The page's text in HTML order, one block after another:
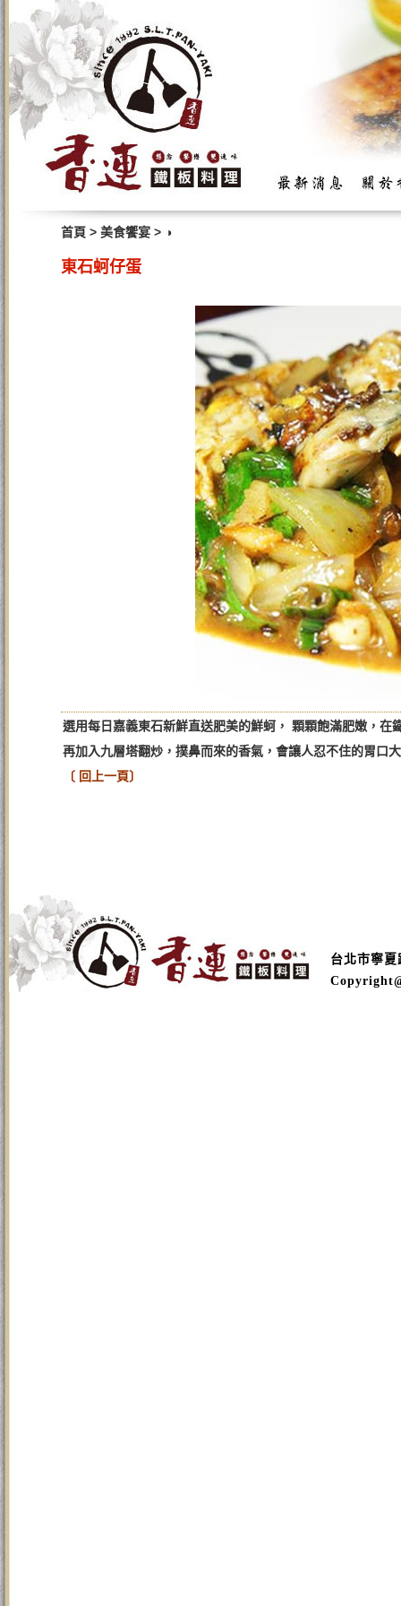
首頁 > 美食饗宴 > ◑
東石蚵仔蛋
選用每日嘉義東石新鮮直送肥美的鮮蚵， 顆顆飽滿肥嫩，
再加入九層塔翻炒，撲鼻而來的香氣，會讓人忍不住的胃口
〔 回上一頁〕
台北市寧